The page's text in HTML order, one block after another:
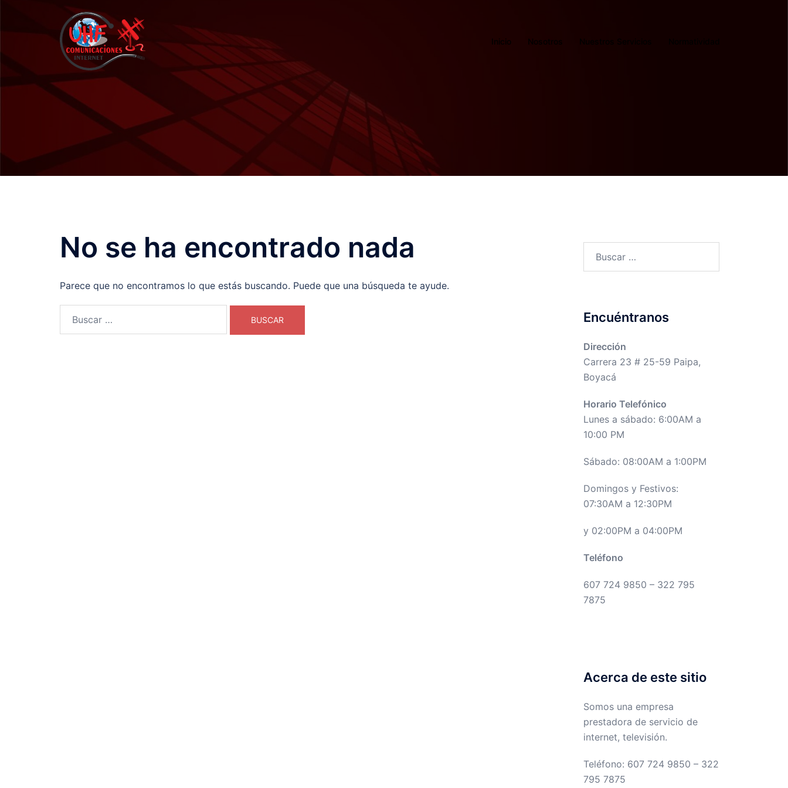
Inicio Nosotros
No se ha encontrado nada
Parece que no encontramos lo que estás buscando. Puede que una búsqueda te ayude.
Encuéntranos
Dirección
Carrera 23 # 25-59 Paipa,
Boyacá
Horario Telefónico
Lunes a sábado: 6:00AM a
10:00 PM
Sábado: 08:00AM a 1:00PM
Domingos y Festivos:
07:30AM a 12:30PM
y 02:00PM a 04:00PM
Teléfono
607 724 9850 – 322 795
7875
Acerca de este sitio
Somos una empresa
prestadora de servicio de
internet, televisión.
Teléfono: 607 724 9850 – 322
795 7875